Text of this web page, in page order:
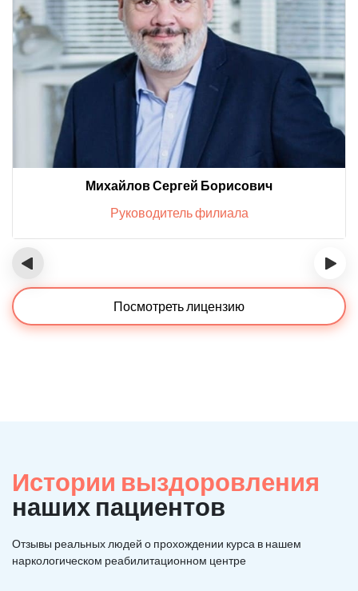
Михайлов Сергей Борисович
Руководитель филиала
‹ ›
Посмотреть лицензию
Истории выздоровления
наших пациентов
Отзывы реальных людей о прохождении курса в нашем
наркологическом реабилитационном центре